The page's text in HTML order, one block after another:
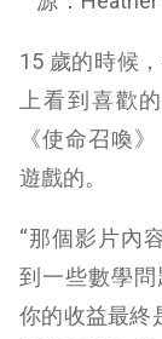
15 歲的時候
上看到喜歡
《使命召喚
遊戲的。
“那個影片內
到一些數學
你的收益最終